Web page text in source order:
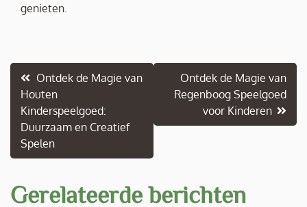
genieten.
Berichtnavigatie
Ontdek de Magie van
Houten
Kinderspeelgoed:
Duurzaam en Creatief
Spelen
Ontdek de Magie van
Regenboog Speelgoed
voor Kinderen
Gerelateerde berichten